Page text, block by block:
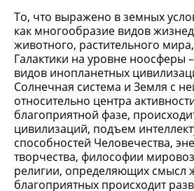
То, что выражено в земных
как многообразие видов
животного, растительного
Галактики на уровне ноосферы
видов инопланетных
Солнечная система и Земля с
относительно центра
благоприятной фазе,
цивилизаций, подъем
способностей Человечества,
творчества, философии
религии, определяющих смысл
благоприятных происходит